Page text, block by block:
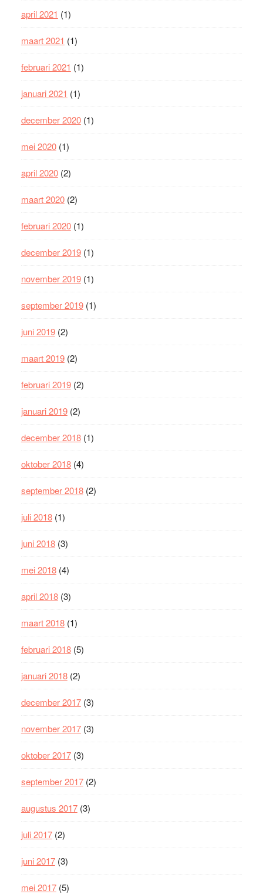
april 2021 (1)
maart 2021 (1)
februari 2021 (1)
januari 2021 (1)
december 2020(1)
mei 2020(1)
april 2020(2)
maart 2020(2)
februari 2020(1)
december 2019(1)
november 2019(1)
september 2019(1)
juni 2019(2)
maart 2019(2)
februari 2019(2)
januari 2019(2)
december 2018(1)
oktober 2018(4)
september 2018(2)
juli 2018(1)
juni 2018(3)
mei 2018(4)
april 2018(3)
maart 2018(1)
februari 2018(5)
januari 2018(2)
december 2017(3)
november 2017(3)
oktober 2017(3)
september 2017(2)
augustus 2017(3)
juli 2017(2)
juni 2017(3)
mei 2017(5)